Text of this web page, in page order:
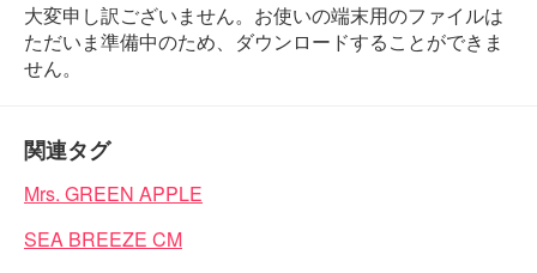
大変申し訳ございません。お使いの端末用のファイルは
ただいま準備中のため、ダウンロードすることができま
せん。
関連タグ
Mrs. GREEN APPLE
SEA BREEZE CM